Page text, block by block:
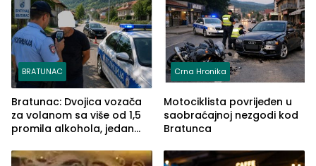
BRATUNAC
Bratunac: Dvojica vozača
za volanom sa više od 1,5
promila alkohola, jedan
Crna Hronika
Motociklista povrijeđen u
saobraćajnoj nezgodi kod
Bratunca